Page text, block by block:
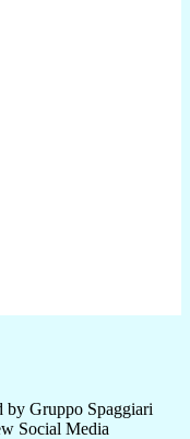
by Gruppo Spaggiari
Social Media